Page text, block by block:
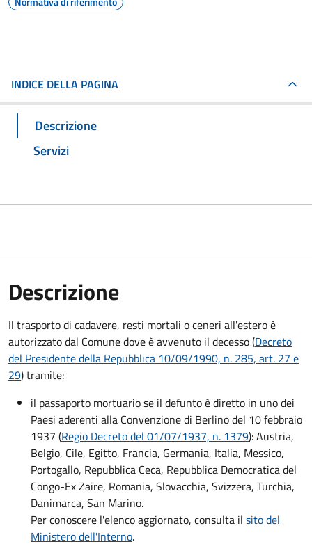
INDICE DELLA PAGINA
Descrizione
Servizi
Descrizione
Il trasporto di cadavere, resti mortali o ceneri all'estero è
autorizzato dal Comune dove è avvenuto il decesso (Decreto
del Presidente della Repubblica 10/09/1990, n. 285, art. 27 e
29) tramite:
il passaporto mortuario se il defunto è diretto in uno dei
Paesi aderenti alla Convenzione di Berlino del 10 febbraio
1937 (Regio Decreto del 01/07/1937, n. 1379): Austria,
Belgio, Cile, Egitto, Francia, Germania, Italia, Messico,
Portogallo, Repubblica Ceca, Repubblica Democratica del
Congo-Ex Zaire, Romania, Slovacchia, Svizzera, Turchia,
Danimarca, San Marino.
Per conoscere l'elenco aggiornato, consulta il sito del
Ministero dell'Interno.